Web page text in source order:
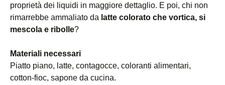
proprietà dei liquidi in maggiore dettaglio. E poi, chi non
rimarrebbe ammaliato da latte colorato che vortica, si
mescola e ribolle?
Materiali necessari
Piatto piano, latte, contagocce, coloranti alimentari,
cotton-fioc, sapone da cucina.